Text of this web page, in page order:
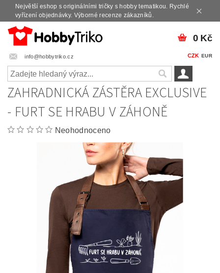
Největší eshop s originálními tričky s hobby tematikou. Rychlé
vyřízení objednávky. Výborné recenze zákazníků.
info@hobbytriko.cz CZK EUR
0 Kč
ZAHRADNICKÁ ZÁSTĚRA EXCLUSIVE
- FURT SE HRABU V ZÁHONĚ
Neohodnoceno